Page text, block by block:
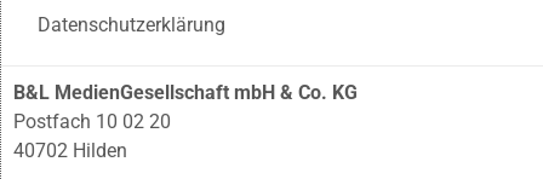
Datenschutzerklärung
B&L MedienGesellschaft mbH & Co. KG
Postfach 10 02 20
40702 Hilden